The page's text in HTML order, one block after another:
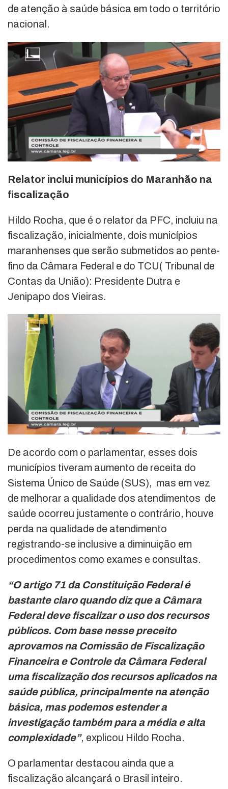
de atenção à saúde básica em todo o território
nacional.
Relator inclui municípios do Maranhão na
fiscalização
Hildo Rocha, que é o relator da PFC, incluiu na
fiscalização, inicialmente, dois municípios
maranhenses que serão submetidos ao pente-
fino da Câmara Federal e do TCU( Tribunal de
Contas da União): Presidente Dutra e
Jenipapo dos Vieiras.
De acordo com o parlamentar, esses dois
municípios tiveram aumento de receita do
Sistema Único de Saúde (SUS), mas em vez
de melhorar a qualidade dos atendimentos de
saúde ocorreu justamente o contrário, houve
perda na qualidade de atendimento
registrando-se inclusive a diminuição em
procedimentos como exames e consultas.
“O artigo 71 da Constituição Federal é
bastante claro quando diz que a Câmara
Federal deve fiscalizar o uso dos recursos
públicos. Com base nesse preceito
aprovamos na Comissão de Fiscalização
Financeira e Controle da Câmara Federal
uma fiscalização dos recursos aplicados na
saúde pública, principalmente na atenção
básica, mas podemos estender a
investigação também para a média e alta
complexidade”, explicou Hildo Rocha.
O parlamentar destacou ainda que a
fiscalização alcançará o Brasil inteiro.